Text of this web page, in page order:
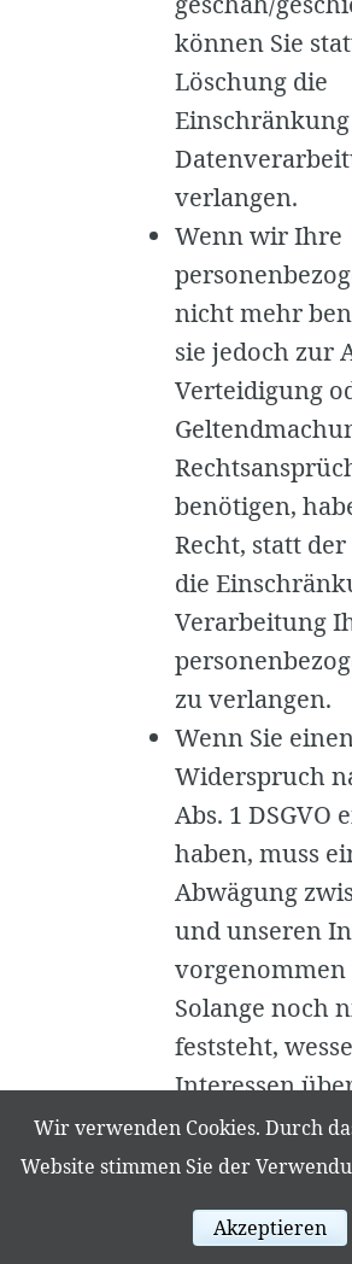
können Sie
Löschung die
verlangen.
Wenn wir Ihre
nicht mehr
sie jedoch zur
Verteidigung
benötigen,
Recht, statt
die
Verarbeitung
zu verlangen.
Wenn Sie
Widerspruch
Abs. 1 DSGVO
haben, muss
Abwägung
und unseren
vorgenommen
Solange noch
feststeht,
Interessen
haben Sie das
Wir verwenden Cookies. Durch
Website stimmen Sie der
Akzeptieren